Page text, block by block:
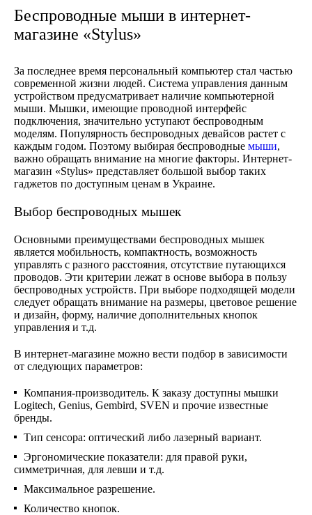
Беспроводные мыши в интернет-
магазине «Stylus»
За последнее время персональный компьютер стал частью
современной жизни людей. Система управления данным
устройством предусматривает наличие компьютерной
мыши. Мышки, имеющие проводной интерфейс
подключения, значительно уступают беспроводным
моделям. Популярность беспроводных девайсов растет с
каждым годом. Поэтому выбирая беспроводные мыши,
важно обращать внимание на многие факторы. Интернет-
магазин «Stylus» представляет большой выбор таких
гаджетов по доступным ценам в Украине.
Выбор беспроводных мышек
Основными преимуществами беспроводных мышек
является мобильность, компактность, возможность
управлять с разного расстояния, отсутствие путающихся
проводов. Эти критерии лежат в основе выбора в пользу
беспроводных устройств. При выборе подходящей модели
следует обращать внимание на размеры, цветовое решение
и дизайн, форму, наличие дополнительных кнопок
управления и т.д.
В интернет-магазине можно вести подбор в зависимости
от следующих параметров:
Компания-производитель. К заказу доступны мышки
Logitech, Genius, Gembird, SVEN и прочие известные
бренды.
Тип сенсора: оптический либо лазерный вариант.
Эргономические показатели: для правой руки,
симметричная, для левши и т.д.
Максимальное разрешение.
Количество кнопок.